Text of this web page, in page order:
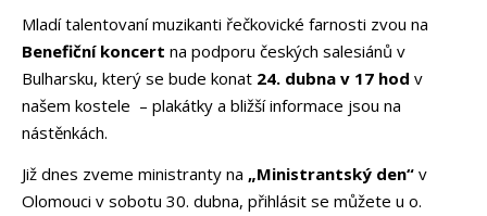
Mladí talentovaní muzikanti řečkovické farnosti zvou na
Benefiční koncert na podporu českých salesiánů v
Bulharsku, který se bude konat 24. dubna v 17 hod v
našem kostele – plakátky a bližší informace jsou na
nástěnkách.
Již dnes zveme ministranty na „Ministrantský den“ v
Olomouci v sobotu 30. dubna, přihlásit se můžete u o.